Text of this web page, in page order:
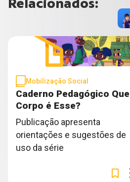
Relacionados:
Mobilização Social
Caderno Pedagógico Que
Corpo é Esse?
Publicação apresenta
orientações e sugestões de
uso da série